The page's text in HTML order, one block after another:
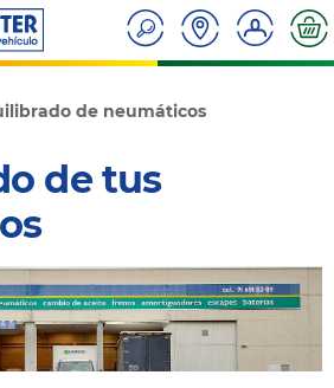
de neumáticos
de tus